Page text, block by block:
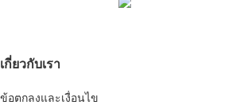
เกี่ยวกับเรา
ข้อตกลงและเงื่อนไข